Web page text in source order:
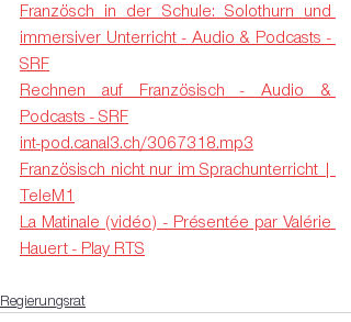
Französch in der Schule: Solothurn und
immersiver Unterricht - Audio & Podcasts -
SRF
Rechnen auf Französisch - Audio &
Podcasts - SRF
int-pod.canal3.ch/3067318.mp3
Französisch nicht nur im Sprachunterricht |
TeleM1
La Matinale (vidéo) - Présentée par Valérie
Hauert - Play RTS
Regierungsrat